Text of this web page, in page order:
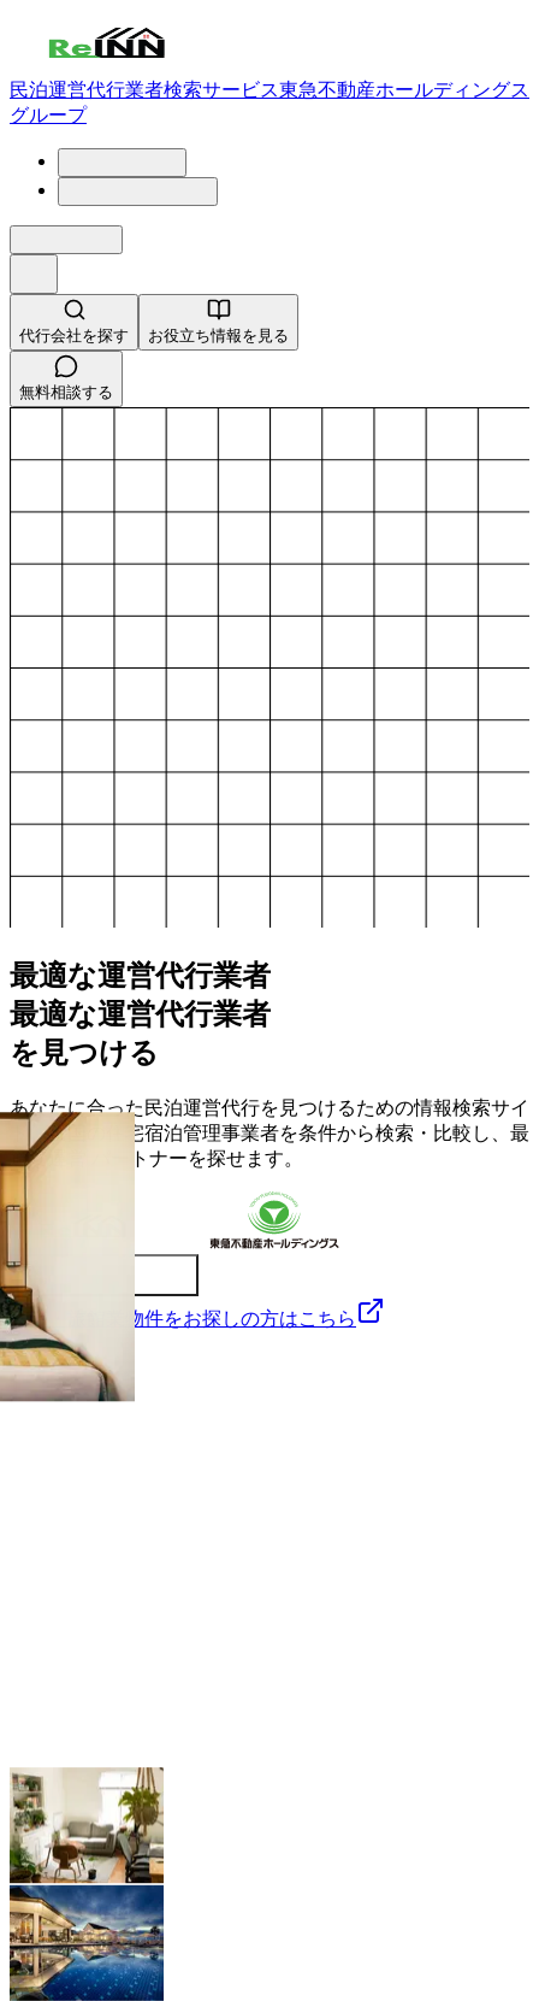
民泊運営代行業者検索サービス東急不動産ホールディングス
グループ
代行会社を探す お役立ち情報を見る
無料相談する
最適な運営代行業者
最適な運営代行業者
を見つける
あなたに合った民泊運営代行を見つけるための情報検索サイ
ト。全国の住宅宿泊管理事業者を条件から検索・比較し、最
適な運営 パートナーを探せます。
民泊・旅館業物件をお探しの方はこちら